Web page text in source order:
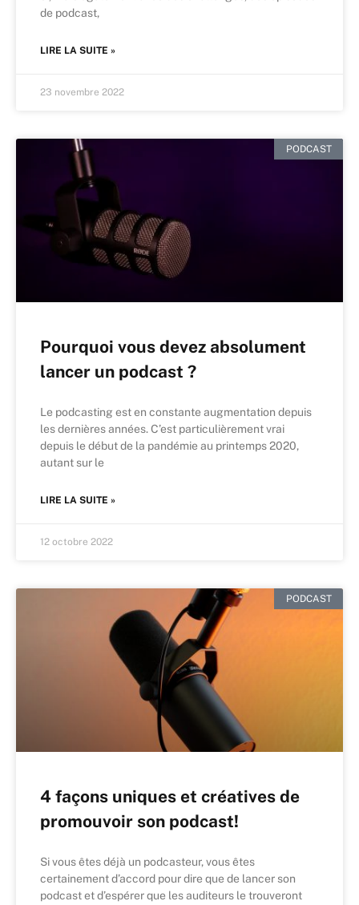
de podcast,
LIRE LA SUITE »
23 novembre 2022
PODCAST
Pourquoi vous devez absolument
lancer un podcast ?
Le podcasting est en constante augmentation depuis
les dernières années. C’est particulièrement vrai
depuis le début de la pandémie au printemps 2020,
autant sur le
LIRE LA SUITE »
12 octobre 2022
PODCAST
4 façons uniques et créatives de
promouvoir son podcast!
Si vous êtes déjà un podcasteur, vous êtes
certainement d’accord pour dire que de lancer son
podcast et d’espérer que les auditeurs le trouveront